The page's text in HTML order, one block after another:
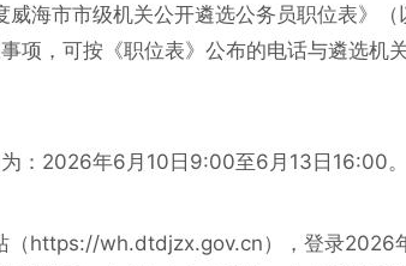
海市市级机关公开遴选公务员职位表》（
项，可按《职位表》公布的电话与遴选机
：2026年6月10日9:00至6月13日16:00
（https://wh.dtdjzx.gov.cn），登录2026